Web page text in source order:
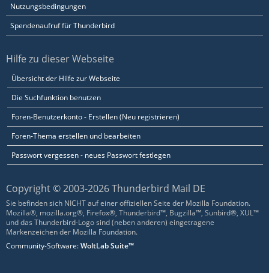
Nutzungsbedingungen
Spendenaufruf für Thunderbird
Hilfe zu dieser Webseite
Übersicht der Hilfe zur Webseite
Die Suchfunktion benutzen
Foren-Benutzerkonto - Erstellen (Neu registrieren)
Foren-Thema erstellen und bearbeiten
Passwort vergessen - neues Passwort festlegen
Copyright © 2003-2026 Thunderbird Mail DE
Sie befinden sich NICHT auf einer offiziellen Seite der Mozilla Foundation.
Mozilla®, mozilla.org®, Firefox®, Thunderbird™, Bugzilla™, Sunbird®, XUL™
und das Thunderbird-Logo sind (neben anderen) eingetragene
Markenzeichen der Mozilla Foundation.
Community-Software:WoltLab Suite™